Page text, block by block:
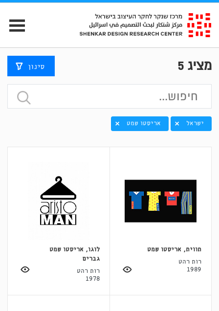
מציג 5 סינון
ישראל אריסטו שמט
תווית, אריסטו שמט
רות רהט
1989
לוגו, אריסטו שמט
גברים
רות רהט
1978